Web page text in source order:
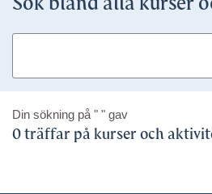
Din sökning på " " gav
0 träffar på kurser och